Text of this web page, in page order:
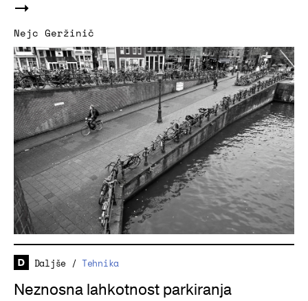
Nejc Geržinič
Daljše /Tehnika
Neznosna lahkotnost parkiranja